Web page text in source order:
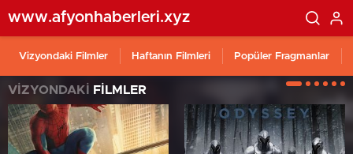
www.afyonhaberleri.xyz
Vizyondaki Filmler Haftanın Filmleri Popüler Fragmanlar
VİZYONDAKİ FİLMLER